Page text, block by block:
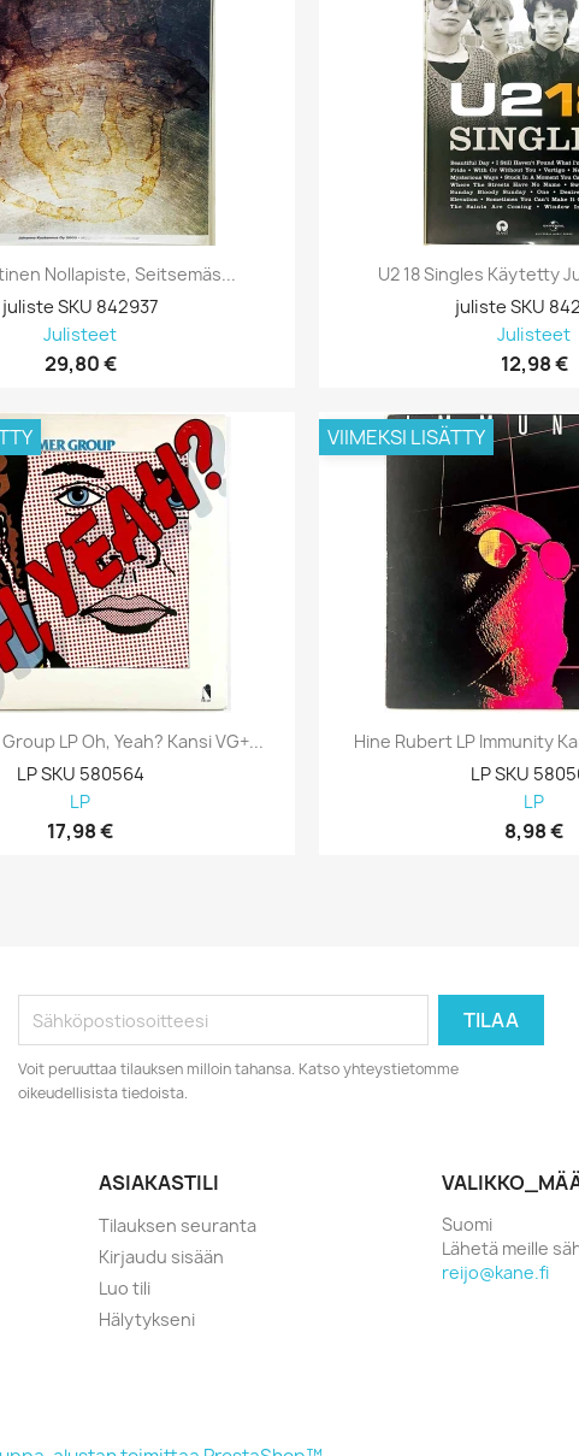
Nollapiste, Seitsemäs...
juliste SKU 842937
Julisteet
29,80 €
LP Oh, Yeah? Kansi VG+...
LP SKU 580564
LP
17,98 €
U2 18 Singles Käytetty
juliste SKU
Julisteet
12,98 €
Hine Rubert LP Immunity
LP SKU
LP
8,98 €
VIIMEKSI LISÄTTY
Voit peruuttaa tilauksen milloin tahansa. Katso yhteystietomme
oikeudellisista tiedoista.
ASIAKASTILI
Tilauksen seuranta
Kirjaudu sisään
Luo tili
Hälytykseni
Suomi
Lähetä meille
reijo@kane.fi